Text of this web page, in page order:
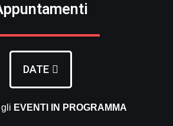
DATE
EVENTI IN PROGRAMMA